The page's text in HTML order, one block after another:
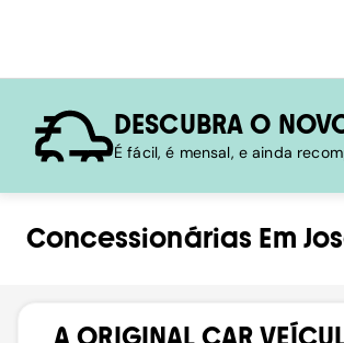
DESCUBRA O
É fácil, é mensal, e ainda
Concessionárias Em